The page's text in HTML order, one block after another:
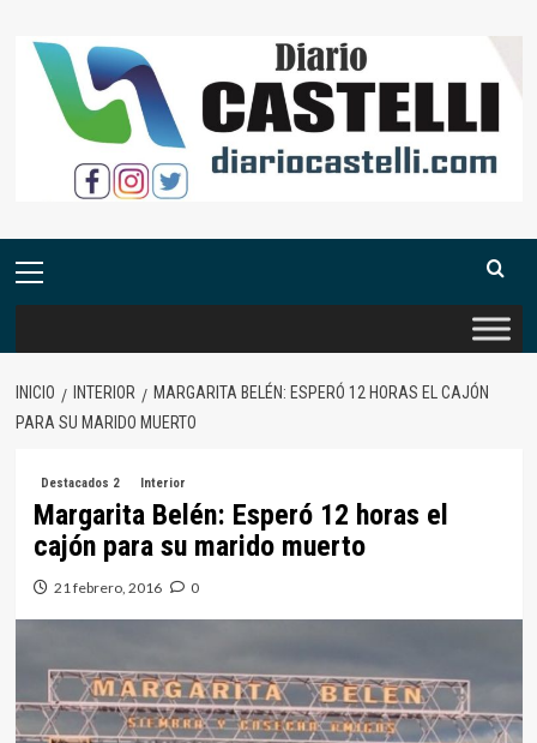
contenido
Menú
INICIO INTERIOR
MARGARITA BELÉN: ESPERÓ 12 HORAS EL CAJÓN
PARA SU MARIDO MUERTO
Destacados 2 Interior
Margarita Belén: Esperó 12 horas el
cajón para su marido muerto
21 febrero, 2016 0